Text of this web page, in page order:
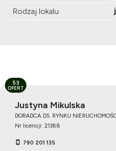
Rodzaj lokalu
Justyna Mikulska
DORADCA DS. RYNKU
Nr licencji: 21388
790 201 135
53
OFERT